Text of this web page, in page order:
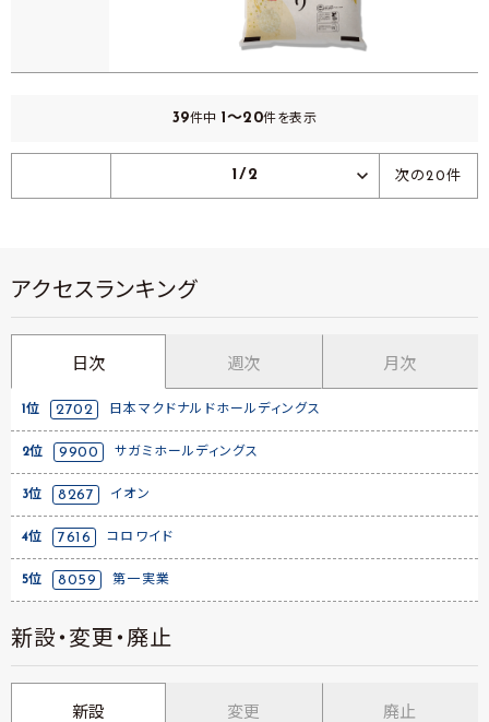
39件中 1～20件を表示
1/2 次の20件
アクセスランキング
日次 週次 月次
1位 2702 日本マクドナルドホールディングス
2位 9900 サガミホールディングス
3位 8267 イオン
4位 7616 コロワイド
5位 8059 第一実業
新設・変更・廃止
新設 変更 廃止